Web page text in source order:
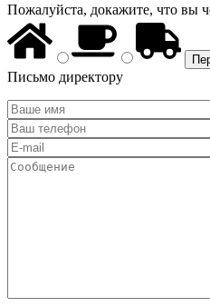
Пожалуйста, докажите, что вы
Письмо директору